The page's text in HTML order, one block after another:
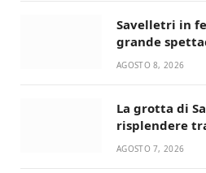
Savelletri in
grande
Santis
AGOSTO 8, 2026
La grotta di
risplendere
devozione
AGOSTO 7, 2026